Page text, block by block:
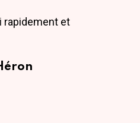
rapidement et